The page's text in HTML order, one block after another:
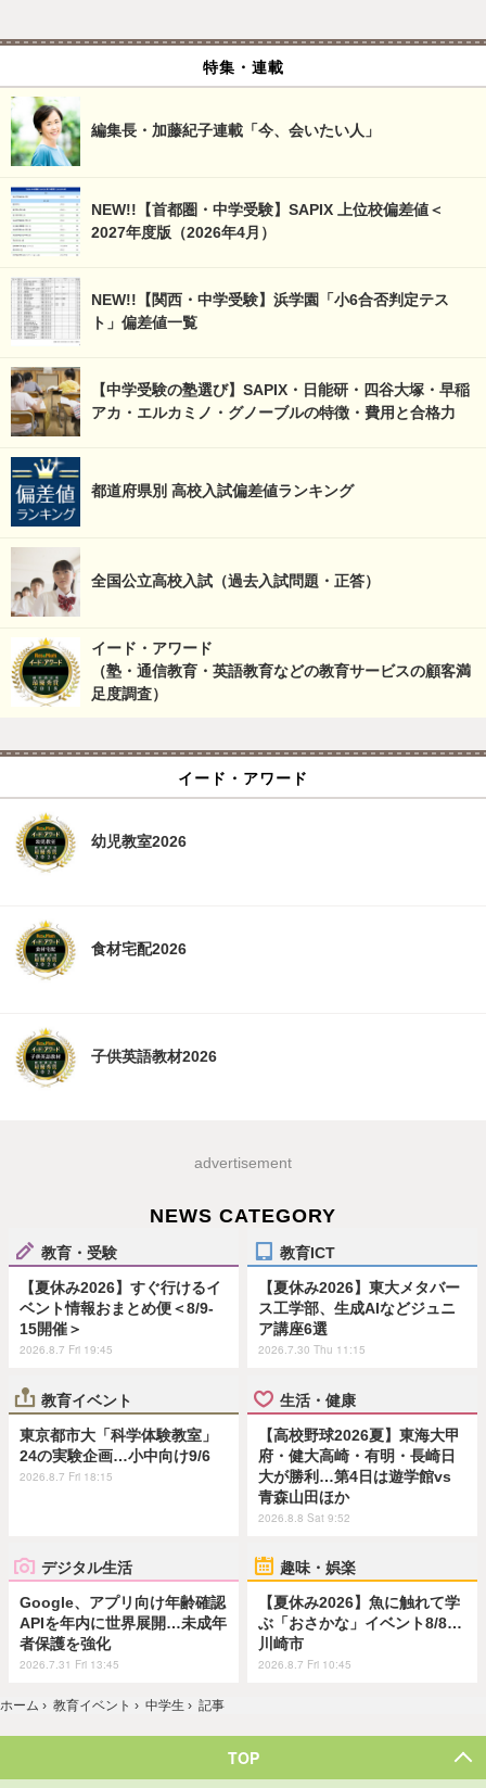
特集・連載
編集長・加藤紀子連載「今、会いたい人」
NEW!!【首都圏・中学受験】SAPIX 上位校偏差値＜
2027年度版（2026年4月）
NEW!!【関西・中学受験】浜学園「小6合否判定テス
ト」偏差値一覧
【中学受験の塾選び】SAPIX・日能研・四谷大塚・早稲
アカ・エルカミノ・グノーブルの特徴・費用と合格力
都道府県別 高校入試偏差値ランキング
全国公立高校入試（過去入試問題・正答）
イード・アワード
（塾・通信教育・英語教育などの教育サービスの顧客満
足度調査）
イード・アワード
幼児教室2026
食材宅配2026
子供英語教材2026
advertisement
NEWS CATEGORY
教育・受験
【夏休み2026】すぐ行けるイ
ベント情報おまとめ便＜8/9-
15開催＞
2026.8.7 Fri 19:45
教育ICT
【夏休み2026】東大メタバー
ス工学部、生成AIなどジュニ
ア講座6選
2026.7.30 Thu 11:15
教育イベント
東京都市大「科学体験教室」
24の実験企画…小中向け9/6
2026.8.7 Fri 18:15
生活・健康
【高校野球2026夏】東海大甲
府・健大高崎・有明・長崎日
大が勝利…第4日は遊学館vs
青森山田ほか
2026.8.8 Sat 9:52
デジタル生活
Google、アプリ向け年齢確認
APIを年内に世界展開…未成年
者保護を強化
2026.7.31 Fri 13:45
趣味・娯楽
【夏休み2026】魚に触れて学
ぶ「おさかな」イベント8/8…
川崎市
2026.8.7 Fri 10:45
ホーム › 教育イベント › 中学生 › 記事
TOP